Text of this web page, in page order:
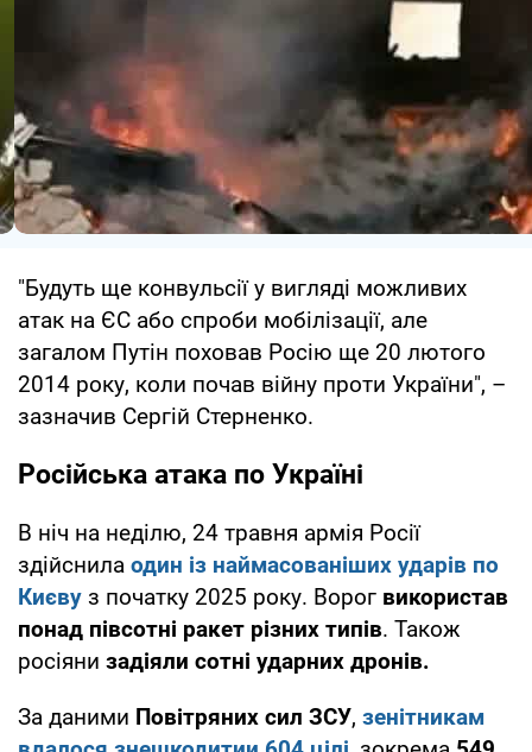
"Будуть ще конвульсії у вигляді можливих
атак на ЄС або спроби мобілізації, але
загалом Путін поховав Росію ще 20 лютого
2014 року, коли почав війну проти України", –
зазначив Сергій Стерненко.
Російська атака по Україні
В ніч на неділю, 24 травня армія Росії
здійснила один із наймасованіших ударів по
Києву з початку 2025 року. Ворог використав
понад півсотні ракет різних типів. Також
росіяни задіяли сотні ударних дронів.
За даними Повітряних сил ЗСУ, зенітникам